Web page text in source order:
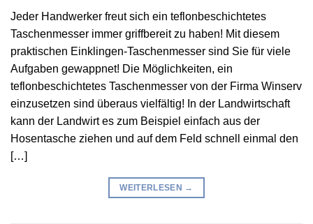
Jeder Handwerker freut sich ein teflonbeschichtetes
Taschenmesser immer griffbereit zu haben! Mit diesem
praktischen Einklingen-Taschenmesser sind Sie für viele
Aufgaben gewappnet! Die Möglichkeiten, ein
teflonbeschichtetes Taschenmesser von der Firma Winserv
einzusetzen sind überaus vielfältig! In der Landwirtschaft
kann der Landwirt es zum Beispiel einfach aus der
Hosentasche ziehen und auf dem Feld schnell einmal den
[…]
WEITERLESEN →